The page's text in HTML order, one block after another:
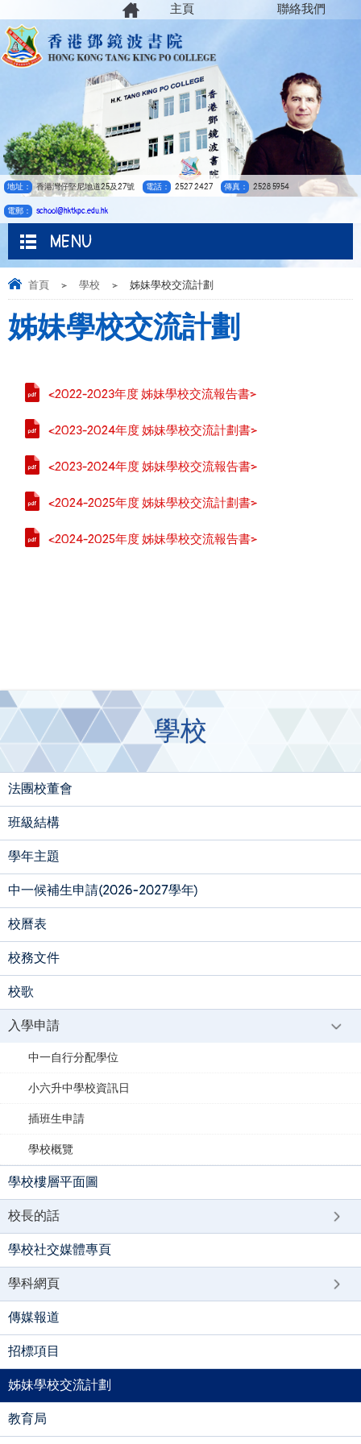
地址： 香港灣仔堅尼地道25及27號 電話： 2527 2427 傳真： 2528 5954
電郵： school@hktkpc.edu.hk
聯絡我們
主頁
MENU
首頁 > 學校 > 姊妹學校交流計劃
姊妹學校交流計劃
<2022-2023年度 姊妹學校交流報告書>
<2023-2024年度 姊妹學校交流計劃書>
<2023-2024年度 姊妹學校交流報告書>
<2024-2025年度 姊妹學校交流計劃書>
<2024-2025年度 姊妹學校交流報告書>
學校
法團校董會
班級結構
學年主題
中一候補生申請(2026-2027學年)
校曆表
校務文件
校歌
入學申請
中一自行分配學位
小六升中學校資訊日
插班生申請
學校概覽
學校樓層平面圖
校長的話
學校社交媒體專頁
學科網頁
傳媒報道
招標項目
姊妹學校交流計劃
教育局